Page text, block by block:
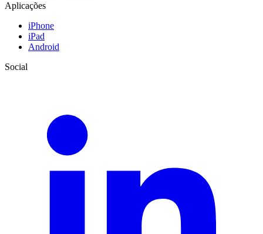
Aplicações
iPhone
iPad
Android
Social